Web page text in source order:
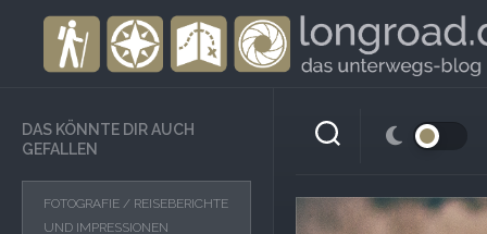
DAS KÖNNTE DIR AUCH
GEFALLEN
FOTOGRAFIE / REISEBERICHTE
UND IMPRESSIONEN